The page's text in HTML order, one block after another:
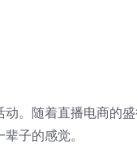
。随着直播电商的
子的感觉。